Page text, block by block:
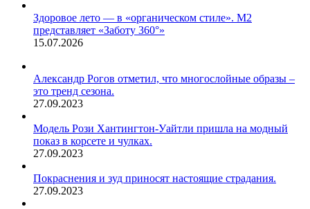
Здоровое лето — в «органическом стиле». М2
представляет «Заботу 360°»
15.07.2026
Александр Рогов отметил, что многослойные образы –
это тренд сезона.
27.09.2023
Модель Рози Хантингтон-Уайтли пришла на модный
показ в корсете и чулках.
27.09.2023
Покраснения и зуд приносят настоящие страдания.
27.09.2023